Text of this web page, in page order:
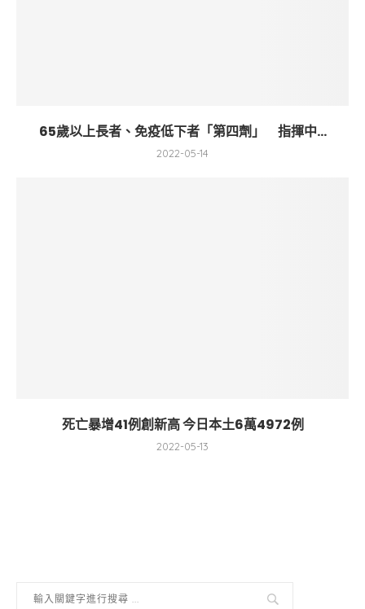
65歲以上長者、免疫低下者「第四劑」 指揮中...
2022-05-14
死亡暴增41例創新高 今日本土6萬4972例
2022-05-13